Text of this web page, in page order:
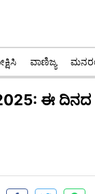
ವಾಣಿಜ್ಯ
ಈ ದಿನದ